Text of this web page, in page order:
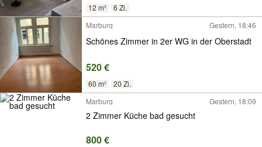
12 m²
6 Zi.
Marburg
Gestern, 18:46
Schönes Zimmer in 2er WG in der Oberstadt
520 €
60 m²
20 Zi.
Marburg
Gestern, 18:09
2 Zimmer Küche bad gesucht
800 €